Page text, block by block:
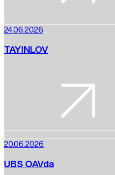
24.06.2026
TAYINLOV
20.06.2026
UBS OAVda